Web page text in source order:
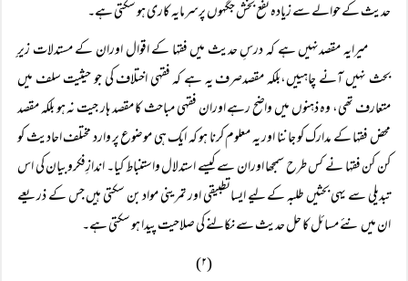
حدیث کے حوالے سے زیادہ نفع بخش جگہوں پرسرمایہ کاری ہو سکتی ہے۔
میرایہ مقصدنہیں ہے کہ درسِ حدیث میں فقہا کے اقوال اوران کے مستدلات زیرِِ
بحث نہیں آنے چاہییں،بلکہ مقصدصرف یہ ہے کہ فقہی اختلاف کی جو حیثیت سلف میں
متعارف تھی، وہ ذہنوں میں واضح رہے اوران فقہی مباحث کا مقصد ہار جیت نہ ہو بلکہ مقصد
محض فقہا کے مدارک کو جاننا اور یہ معلوم کرنا ہو کہ ایک ہی موضوع پر وارد مختلف احادیث کو
کن کن فقہا نے کس طرح سمجھا اوران سے کیسے استدلال واستنباط کیا۔ اندازِفکروبیان کی اس
تبدیلی سے یہی بحثیں طلبہ کے لیے ایساتطبیقی اور تمرینی مواد بن سکتی ہیں جس کے ذریعے
ان میں نئے مسائل کا حل حدیث سے نکالنے کی صلاحیت پیدا ہو سکتی ہے۔
(۲)